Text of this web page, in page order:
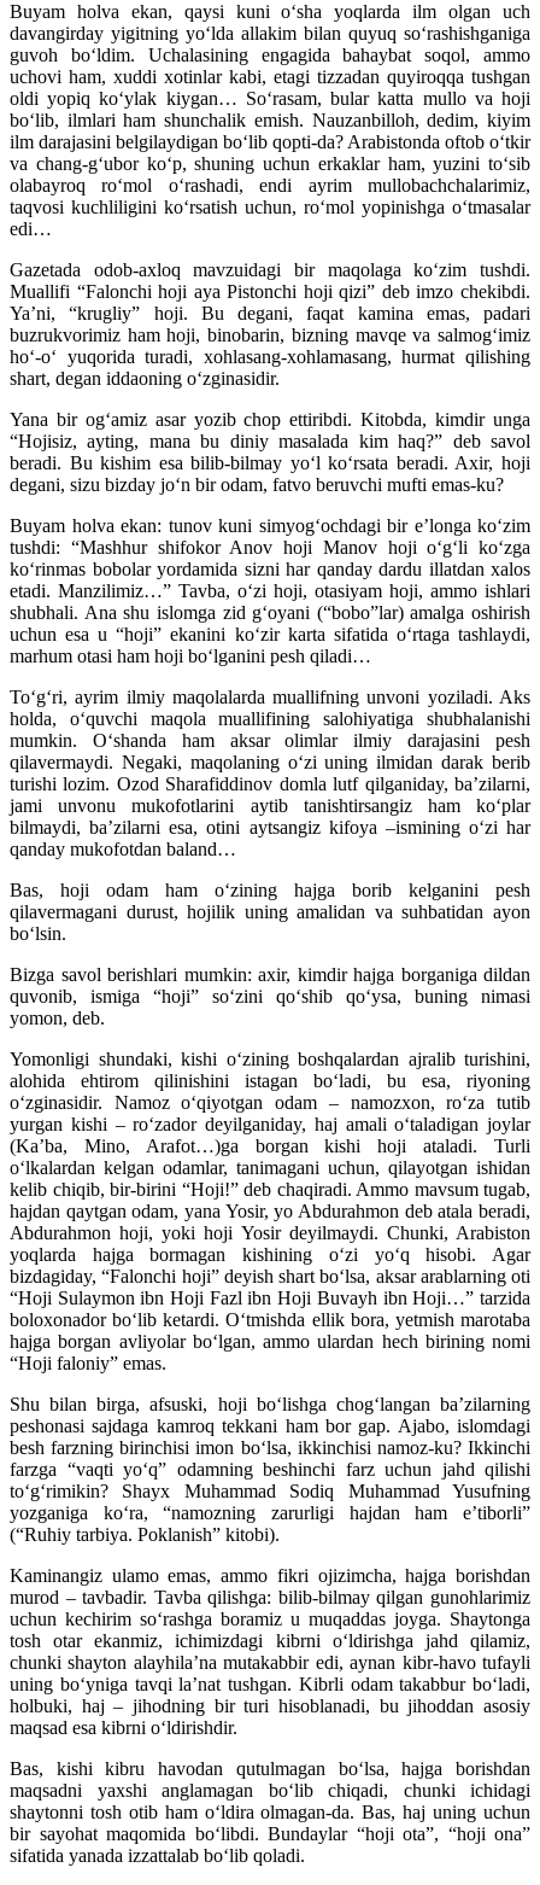
Buyam holva ekan, qaysi kuni o‘sha yoqlarda ilm olgan uch
davangirday yigitning yo‘lda allakim bilan quyuq so‘rashishganiga
guvoh bo‘ldim. Uchalasining engagida bahaybat soqol, ammo
uchovi ham, xuddi xotinlar kabi, etagi tizzadan quyiroqqa tushgan
oldi yopiq ko‘ylak kiygan… So‘rasam, bular katta mullo va hoji
bo‘lib, ilmlari ham shunchalik emish. Nauzanbilloh, dedim, kiyim
ilm darajasini belgilaydigan bo‘lib qopti-da? Arabistonda oftob o‘tkir
va chang-g‘ubor ko‘p, shuning uchun erkaklar ham, yuzini to‘sib
olabayroq ro‘mol o‘rashadi, endi ayrim mullobachchalarimiz,
taqvosi kuchliligini ko‘rsatish uchun, ro‘mol yopinishga o‘tmasalar
edi…
Gazetada odob-axloq mavzuidagi bir maqolaga ko‘zim tushdi.
Muallifi “Falonchi hoji aya Pistonchi hoji qizi” deb imzo chekibdi.
Ya’ni, “krugliy” hoji. Bu degani, faqat kamina emas, padari
buzrukvorimiz ham hoji, binobarin, bizning mavqe va salmog‘imiz
ho‘-o‘ yuqorida turadi, xohlasang-xohlamasang, hurmat qilishing
shart, degan iddaoning o‘zginasidir.
Yana bir og‘amiz asar yozib chop ettiribdi. Kitobda, kimdir unga
“Hojisiz, ayting, mana bu diniy masalada kim haq?” deb savol
beradi. Bu kishim esa bilib-bilmay yo‘l ko‘rsata beradi. Axir, hoji
degani, sizu bizday jo‘n bir odam, fatvo beruvchi mufti emas-ku?
Buyam holva ekan: tunov kuni simyog‘ochdagi bir e’longa ko‘zim
tushdi: “Mashhur shifokor Anov hoji Manov hoji o‘g‘li ko‘zga
ko‘rinmas bobolar yordamida sizni har qanday dardu illatdan xalos
etadi. Manzilimiz…” Tavba, o‘zi hoji, otasiyam hoji, ammo ishlari
shubhali. Ana shu islomga zid g‘oyani (“bobo”lar) amalga oshirish
uchun esa u “hoji” ekanini ko‘zir karta sifatida o‘rtaga tashlaydi,
marhum otasi ham hoji bo‘lganini pesh qiladi…
To‘g‘ri, ayrim ilmiy maqolalarda muallifning unvoni yoziladi. Aks
holda, o‘quvchi maqola muallifining salohiyatiga shubhalanishi
mumkin. O‘shanda ham aksar olimlar ilmiy darajasini pesh
qilavermaydi. Negaki, maqolaning o‘zi uning ilmidan darak berib
turishi lozim. Ozod Sharafiddinov domla lutf qilganiday, ba’zilarni,
jami unvonu mukofotlarini aytib tanishtirsangiz ham ko‘plar
bilmaydi, ba’zilarni esa, otini aytsangiz kifoya –ismining o‘zi har
qanday mukofotdan baland…
Bas, hoji odam ham o‘zining hajga borib kelganini pesh
qilavermagani durust, hojilik uning amalidan va suhbatidan ayon
bo‘lsin.
Bizga savol berishlari mumkin: axir, kimdir hajga borganiga dildan
quvonib, ismiga “hoji” so‘zini qo‘shib qo‘ysa, buning nimasi
yomon, deb.
Yomonligi shundaki, kishi o‘zining boshqalardan ajralib turishini,
alohida ehtirom qilinishini istagan bo‘ladi, bu esa, riyoning
o‘zginasidir. Namoz o‘qiyotgan odam – namozxon, ro‘za tutib
yurgan kishi – ro‘zador deyilganiday, haj amali o‘taladigan joylar
(Ka’ba, Mino, Arafot…)ga borgan kishi hoji ataladi. Turli
o‘lkalardan kelgan odamlar, tanimagani uchun, qilayotgan ishidan
kelib chiqib, bir-birini “Hoji!” deb chaqiradi. Ammo mavsum tugab,
hajdan qaytgan odam, yana Yosir, yo Abdurahmon deb atala beradi,
Abdurahmon hoji, yoki hoji Yosir deyilmaydi. Chunki, Arabiston
yoqlarda hajga bormagan kishining o‘zi yo‘q hisobi. Agar
bizdagiday, “Falonchi hoji” deyish shart bo‘lsa, aksar arablarning oti
“Hoji Sulaymon ibn Hoji Fazl ibn Hoji Buvayh ibn Hoji…” tarzida
boloxonador bo‘lib ketardi. O‘tmishda ellik bora, yetmish marotaba
hajga borgan avliyolar bo‘lgan, ammo ulardan hech birining nomi
“Hoji faloniy” emas.
Shu bilan birga, afsuski, hoji bo‘lishga chog‘langan ba’zilarning
peshonasi sajdaga kamroq tekkani ham bor gap. Ajabo, islomdagi
besh farzning birinchisi imon bo‘lsa, ikkinchisi namoz-ku? Ikkinchi
farzga “vaqti yo‘q” odamning beshinchi farz uchun jahd qilishi
to‘g‘rimikin? Shayx Muhammad Sodiq Muhammad Yusufning
yozganiga ko‘ra, “namozning zarurligi hajdan ham e’tiborli”
(“Ruhiy tarbiya. Poklanish” kitobi).
Kaminangiz ulamo emas, ammo fikri ojizimcha, hajga borishdan
murod – tavbadir. Tavba qilishga: bilib-bilmay qilgan gunohlarimiz
uchun kechirim so‘rashga boramiz u muqaddas joyga. Shaytonga
tosh otar ekanmiz, ichimizdagi kibrni o‘ldirishga jahd qilamiz,
chunki shayton alayhila’na mutakabbir edi, aynan kibr-havo tufayli
uning bo‘yniga tavqi la’nat tushgan. Kibrli odam takabbur bo‘ladi,
holbuki, haj – jihodning bir turi hisoblanadi, bu jihoddan asosiy
maqsad esa kibrni o‘ldirishdir.
Bas, kishi kibru havodan qutulmagan bo‘lsa, hajga borishdan
maqsadni yaxshi anglamagan bo‘lib chiqadi, chunki ichidagi
shaytonni tosh otib ham o‘ldira olmagan-da. Bas, haj uning uchun
bir sayohat maqomida bo‘libdi. Bundaylar “hoji ota”, “hoji ona”
sifatida yanada izzattalab bo‘lib qoladi.